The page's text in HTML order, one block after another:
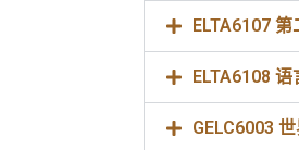
ELTA6107
ELTA6108
GELC6003